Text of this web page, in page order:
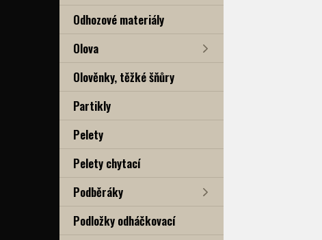
Odhozové materiály
Olova
Olověnky, těžké šňůry
Partikly
Pelety
Pelety chytací
Podběráky
Podložky odháčkovací